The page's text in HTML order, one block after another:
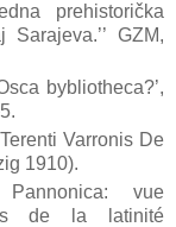
prehistorička
GZM,
bybliotheca?’,
Varronis De
1910).
vue
de la latinité